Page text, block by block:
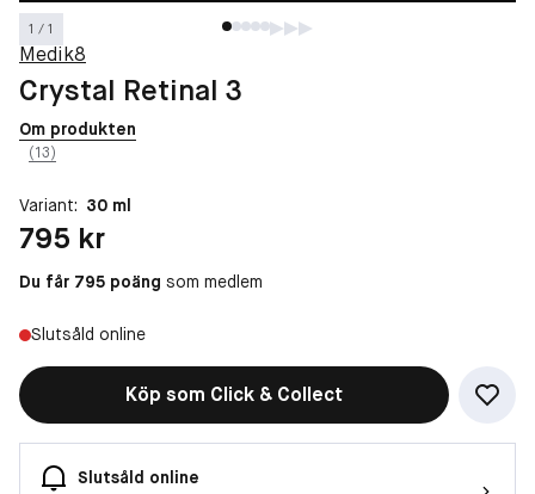
1 / 1
Medik8
Crystal Retinal 3
Om produkten
(13)
Variant: 30 ml
Pris: 795 kr
795 kr
Du får 795 poäng som medlem
Slutsåld online
Köp som Click & Collect
Slutsåld online